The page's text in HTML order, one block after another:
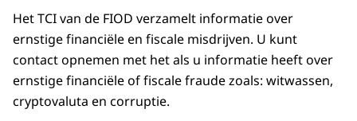
Het TCI van de FIOD verzamelt informatie over
ernstige financiële en fiscale misdrijven. U kunt
contact opnemen met het als u informatie heeft over
ernstige financiële of fiscale fraude zoals: witwassen,
cryptovaluta en corruptie.